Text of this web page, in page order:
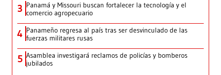
3 Panamá y Missouri buscan fortalecer la tecnología y el
comercio agropecuario
4 Panameño regresa al país tras ser desvinculado de las
fuerzas militares rusas
5 Asamblea investigará reclamos de policías y bomberos
jubilados